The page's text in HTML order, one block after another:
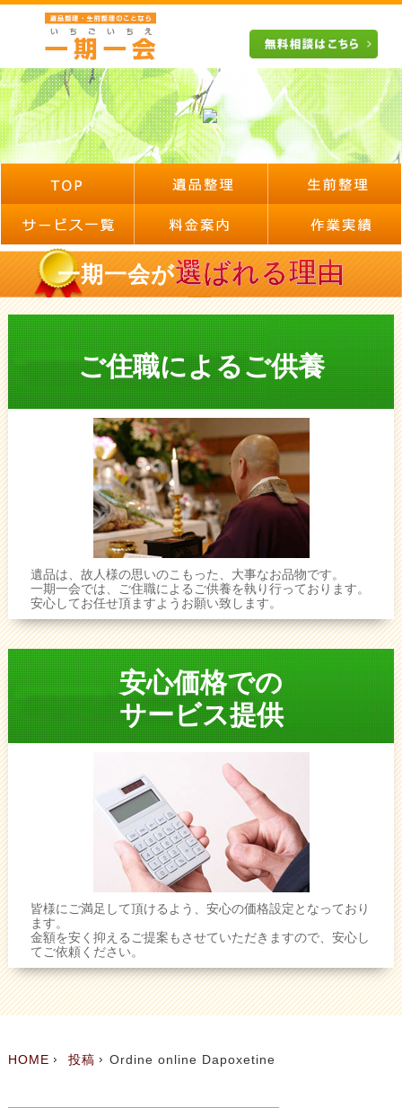
一期一会が選ばれる理由
ご住職によるご供養
遺品は、故人様の思いのこもった、大事なお品物です。
一期一会では、ご住職によるご供養を執り行っております。
安心してお任せ頂ますようお願い致します。
安心価格での
サービス提供
皆様にご満足して頂けるよう、安心の価格設定となっており
ます。
金額を安く抑えるご提案もさせていただきますので、安心し
てご依頼ください。
HOME 投稿 Ordine online Dapoxetine